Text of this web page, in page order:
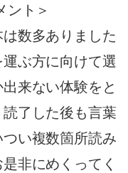
ント＞
数多ありました
ぶ方に向けて選
来ない体験をと
了した後も言葉
い複数箇所読み
非にめくってく